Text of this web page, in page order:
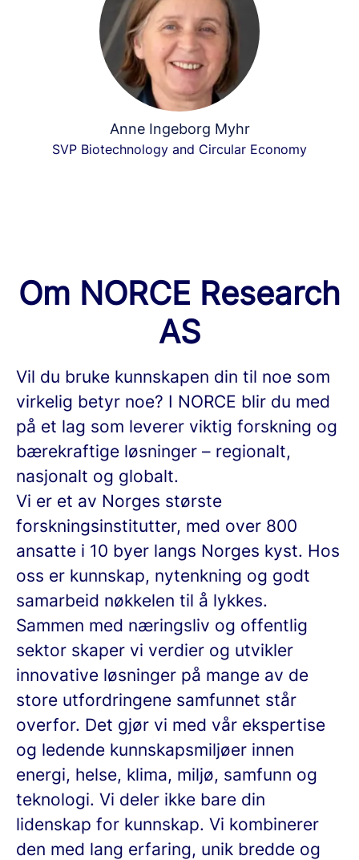
Anne Ingeborg Myhr
SVP Biotechnology and Circular Economy
Om NORCE Research
AS
Vil du bruke kunnskapen din til noe som
virkelig betyr noe? I NORCE blir du med
på et lag som leverer viktig forskning og
bærekraftige løsninger – regionalt,
nasjonalt og globalt.
Vi er et av Norges største
forskningsinstitutter, med over 800
ansatte i 10 byer langs Norges kyst. Hos
oss er kunnskap, nytenkning og godt
samarbeid nøkkelen til å lykkes.
Sammen med næringsliv og offentlig
sektor skaper vi verdier og utvikler
innovative løsninger på mange av de
store utfordringene samfunnet står
overfor. Det gjør vi med vår ekspertise
og ledende kunnskapsmiljøer innen
energi, helse, klima, miljø, samfunn og
teknologi. Vi deler ikke bare din
lidenskap for kunnskap. Vi kombinerer
den med lang erfaring, unik bredde og